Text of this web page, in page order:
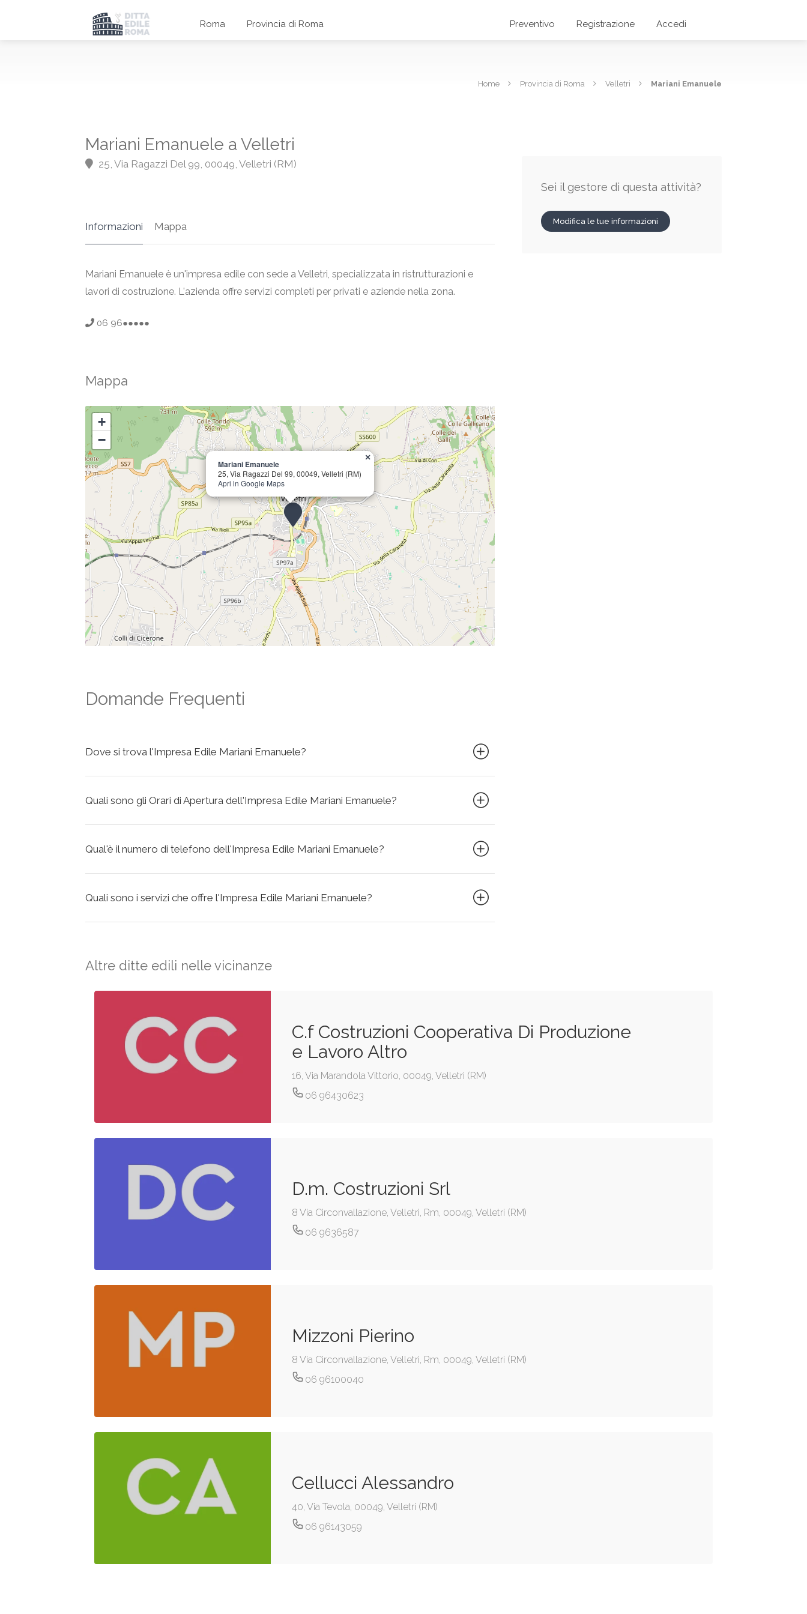
Roma Provincia di Roma Preventivo Registrazione Accedi
Home Provincia di Roma Velletri Mariani Emanuele
Mariani Emanuele a Velletri
25, Via Ragazzi Del 99, 00049, Velletri (RM)
Informazioni Mappa
Mariani Emanuele è un'impresa edile con sede a Velletri, specializzata in ristrutturazioni e
lavori di costruzione. L'azienda offre servizi completi per privati e aziende nella zona.
06 96●●●●●
Mappa
Mariani Emanuele
25, Via Ragazzi Del 99, 00049, Velletri (RM)
Apri in Google Maps
×
+
−
Domande Frequenti
Dove si trova l'Impresa Edile Mariani Emanuele?
Quali sono gli Orari di Apertura dell'Impresa Edile Mariani Emanuele?
Qual'è il numero di telefono dell'Impresa Edile Mariani Emanuele?
Quali sono i servizi che offre l'Impresa Edile Mariani Emanuele?
Sei il gestore di questa attività?
Modifica le tue informazioni
Altre ditte edili nelle vicinanze
C.f Costruzioni Cooperativa Di Produzione
e Lavoro Altro
16, Via Marandola Vittorio, 00049, Velletri (RM)
06 96430623
D.m. Costruzioni Srl
8 Via Circonvallazione, Velletri, Rm, 00049, Velletri (RM)
06 9636587
Mizzoni Pierino
8 Via Circonvallazione, Velletri, Rm, 00049, Velletri (RM)
06 96100040
Cellucci Alessandro
40, Via Tevola, 00049, Velletri (RM)
06 96143059